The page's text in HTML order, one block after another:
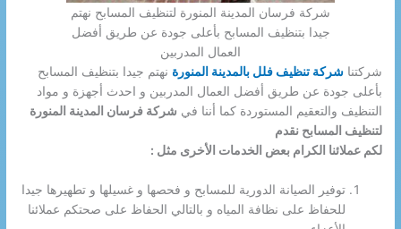
شركة فرسان المدينة المنورة لتنظيف المسابح نهتم
جيدا بتنظيف المسابح بأعلى جودة عن طريق أفضل
العمال المدربين
شركتناشركة تنظيف فلل بالمدينة المنورة نهتم جيدا بتنظيف المسابح
بأعلى جودة عن طريق أفضل العمال المدربين و احدث أجهزة و مواد
التنظيف والتعقيم المستوردة كما أننا في شركة فرسان المدينة المنورة
لتنظيف المسابح نقدم
لكم عملائنا الكرام بعض الخدمات الأخرى مثل :
توفير الصيانة الدورية للمسابح و فحصها و غسيلها و تطهيرها جيدا
للحفاظ على نظافة المياه و بالتالي الحفاظ على صحتكم عملائنا